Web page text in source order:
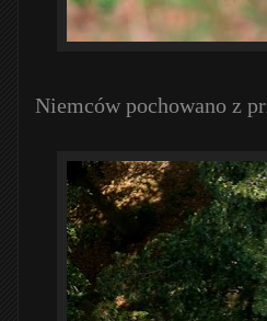
Niemców pochowano z